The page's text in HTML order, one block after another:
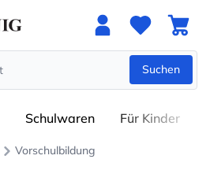
Suchen
Schulwaren Für Kinder
Vorschulbildung